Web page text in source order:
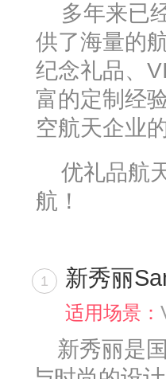
多年来已
供了海量的
纪念礼品、
富的定制经
空航天企业
优礼品航
航！
1 新秀丽
适用场景：
新秀丽是